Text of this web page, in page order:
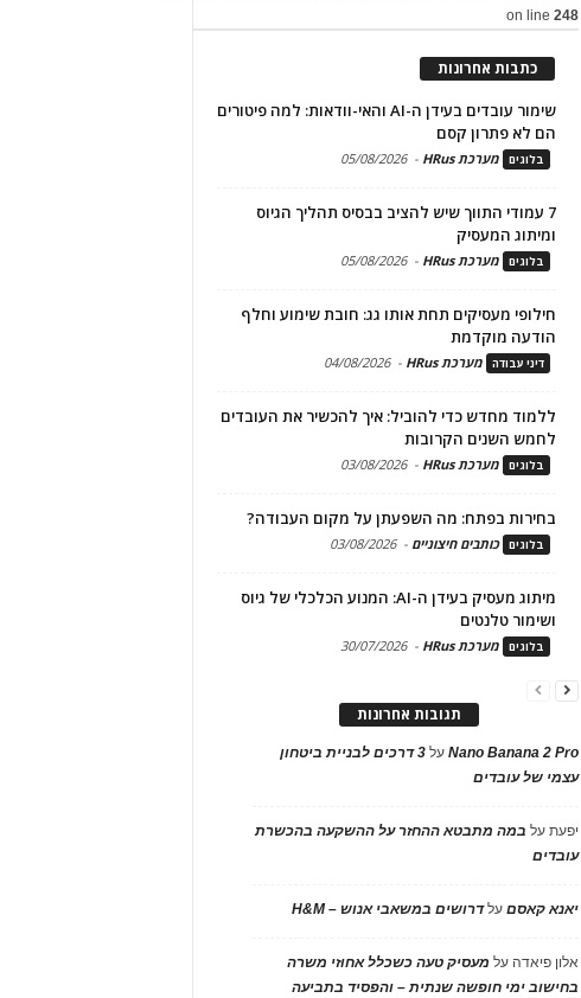
on line248
כתבות אחרונות
שימור עובדים בעידן ה-AI והאי-וודאות: למה פיטורים
הם לא פתרון קסם
בלוגים מערכת HRus -
05/08/2026
7 עמודי התווך שיש להציב בבסיס תהליך הגיוס
ומיתוג המעסיק
בלוגים מערכת HRus -
05/08/2026
חילופי מעסיקים תחת אותו גג: חובת שימוע וחלף
הודעה מוקדמת
דיני עבודה מערכת HRus -
04/08/2026
ללמוד מחדש כדי להוביל: איך להכשיר את העובדים
לחמש השנים הקרובות
בלוגים מערכת HRus -
03/08/2026
בחירות בפתח: מה השפעתן על מקום העבודה?
בלוגים כותבים חיצוניים -
03/08/2026
מיתוג מעסיק בעידן ה-AI: המנוע הכלכלי של גיוס
ושימור טלנטים
בלוגים מערכת HRus -
30/07/2026
תגובות אחרונות
Nano Banana 2 Proעל
3 דרכים לבניית ביטחון
עצמי של עובדים
יפעתעל במה מתבטא ההחזר על ההשקעה בהכשרת
עובדים
יאנא קאסםעלדרושים במשאבי אנוש – H&M
אלון פיאדה על מעסיק טעה כשכלל אחוזי משרה
בחישוב ימי חופשה שנתית – והפסיד בתביעה